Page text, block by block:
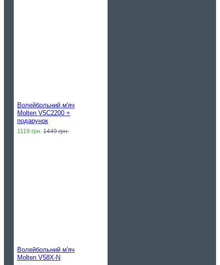
Волейбольний м'яч
Molten V5C2200 +
подарунок
1119 грн. 1449 грн.
Волейбольний м'яч
Molten V58X-N